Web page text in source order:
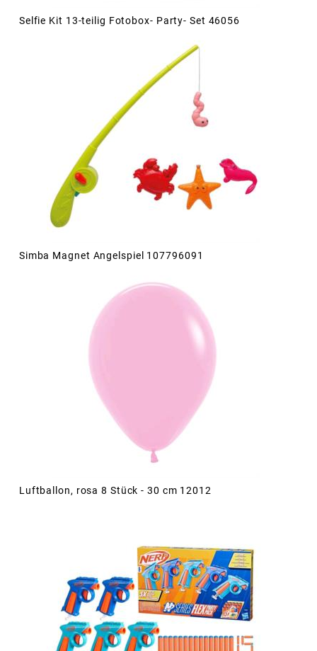
Selfie Kit 13-teilig Fotobox- Party- Set 46056
Simba Magnet Angelspiel 107796091
Luftballon, rosa 8 Stück - 30 cm 12012